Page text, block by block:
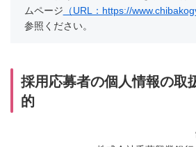
ムページ （URL：https://
参照ください。
採用応募者の個人情報の取
的